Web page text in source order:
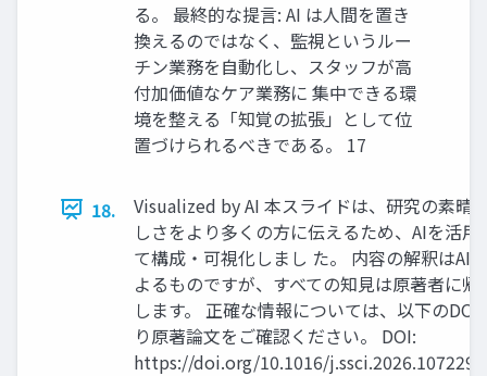
る。 最終的な提言: AI は人間を置き
換えるのではなく、監視というルー
チン業務を自動化し、スタッフが高
付加価値なケア業務に 集中できる環
境を整える「知覚の拡張」として位
置づけられるべきである。 17
18.
Visualized by AI 本スライドは、研究の素晴
しさをより多くの方に伝えるため、AIを活用
て構成・可視化しまし た。 内容の解釈はAIに
よるものですが、すべての知見は原著者に帰
します。 正確な情報については、以下のDOI
り原著論文をご確認ください。 DOI:
https://doi.org/10.1016/j.ssci.2026.107229